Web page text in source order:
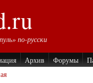
по-русски
Архив Форумы